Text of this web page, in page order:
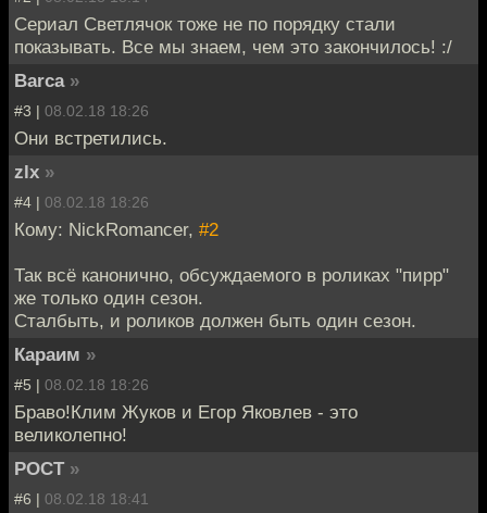
Сериал Светлячок тоже не по порядку стали
показывать. Все мы знаем, чем это закончилось! :/
Barca »
#3 | 08.02.18 18:26
Они встретились.
zlx »
#4 | 08.02.18 18:26
Кому: NickRomancer, #2
Так всё канонично, обсуждаемого в роликах "пирр"
же только один сезон.
Сталбыть, и роликов должен быть один сезон.
Караим »
#5 | 08.02.18 18:26
Браво!Клим Жуков и Егор Яковлев - это
великолепно!
POCT »
#6 | 08.02.18 18:41